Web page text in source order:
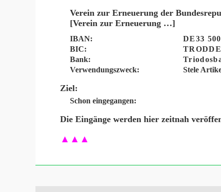
Verein zur Erneuerung der
[Verein zur Erneuerung …]
IBAN:
DE33
BIC:
Bank:
Verwendungszweck:
Stele
Ziel:
Schon eingegangen:
Die Eingänge werden hier zeitnah
▲▲▲